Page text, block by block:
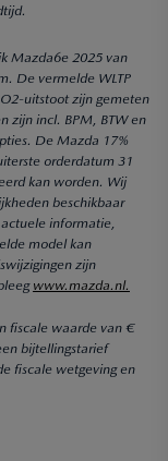
Mazda6e 2025 van
De vermelde WLTP
uitstoot zijn gemeten
zijn incl. BPM, BTW en
De Mazda 17%
orderdatum 31
kan worden. Wij
beschikbaar
informatie,
model kan
zijn
www.mazda.nl.
fiscale waarde van €
bijtellingstarief
fiscale wetgeving en